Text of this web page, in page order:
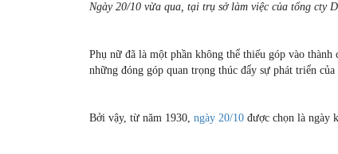
Ngày 20/10 vừa qua, tại trụ sở làm việc của tổng cty
Phụ nữ đã là một phần không thể thiếu góp vào
những đóng góp quan trọng thúc đẩy sự phát triển
Bởi vậy, từ năm 1930, ngày 20/10 được chọn là ngày